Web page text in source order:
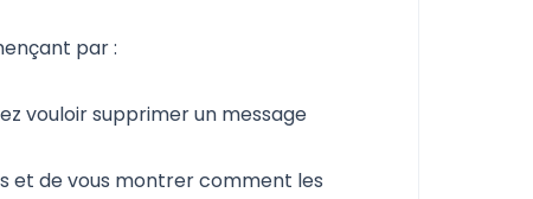
par :
vouloir supprimer un message
et de vous montrer comment les